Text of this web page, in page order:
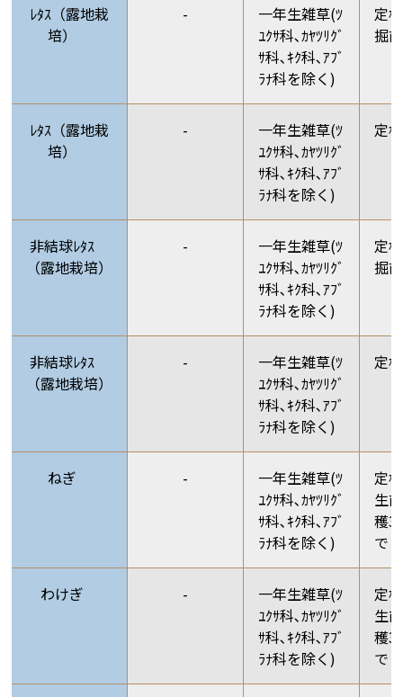
ﾚﾀｽ（露地栽
培）
-
一年生雑草(ﾂ
ﾕｸｻ科､ｶﾔﾂﾘｸﾞ
ｻ科､ｷｸ科､ｱﾌﾞ
ﾗﾅ科を除く)
定
掘
ﾚﾀｽ（露地栽
培）
-
一年生雑草(ﾂ
ﾕｸｻ科､ｶﾔﾂﾘｸﾞ
ｻ科､ｷｸ科､ｱﾌﾞ
ﾗﾅ科を除く)
定
非結球ﾚﾀｽ
（露地栽培）
-
一年生雑草(ﾂ
ﾕｸｻ科､ｶﾔﾂﾘｸﾞ
ｻ科､ｷｸ科､ｱﾌﾞ
ﾗﾅ科を除く)
定
掘
非結球ﾚﾀｽ
（露地栽培）
-
一年生雑草(ﾂ
ﾕｸｻ科､ｶﾔﾂﾘｸﾞ
ｻ科､ｷｸ科､ｱﾌﾞ
ﾗﾅ科を除く)
定
ねぎ -
一年生雑草(ﾂ
ﾕｸｻ科､ｶﾔﾂﾘｸﾞ
ｻ科､ｷｸ科､ｱﾌﾞ
ﾗﾅ科を除く)
定
生
穫
で
わけぎ -
一年生雑草(ﾂ
ﾕｸｻ科､ｶﾔﾂﾘｸﾞ
ｻ科､ｷｸ科､ｱﾌﾞ
ﾗﾅ科を除く)
定
生
穫
で